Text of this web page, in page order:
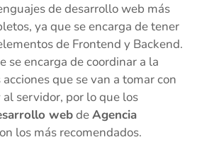
de desarrollo web más
ya que se encarga de tener
de Frontend y Backend.
se encarga de coordinar a la
que se van a tomar con
servidor, por lo que los
webdeAgencia
los más recomendados.